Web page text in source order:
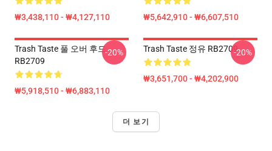
₩3,438,110 - ₩4,127,110 ₩5,642,910 - ₩6,607,510
Trash Taste 풀 오버 후드
RB2709
₩5,918,510 - ₩6,883,110
-20% Trash Taste 정유 RB2709
₩3,651,700 - ₩4,202,900
-20%
더 보기